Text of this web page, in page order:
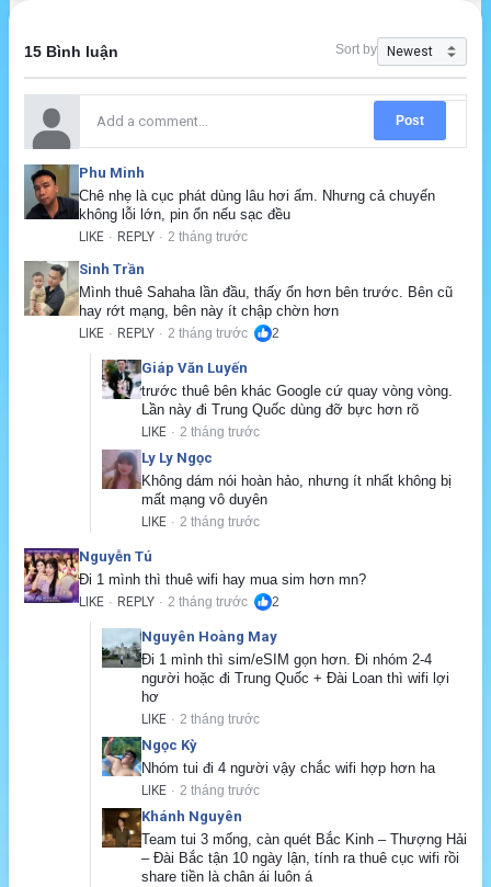
15 Bình luận Sort by
Post
Phu Minh
Chê nhẹ là cục phát dùng lâu hơi ấm. Nhưng cả chuyến
không lỗi lớn, pin ổn nếu sạc đều
LIKE · REPLY · 2 tháng trước
Sinh Trần
Mình thuê Sahaha lần đầu, thấy ổn hơn bên trước. Bên cũ
hay rớt mạng, bên này ít chập chờn hơn
LIKE · REPLY · 2 tháng trước 2
Giáp Văn Luyến
trước thuê bên khác Google cứ quay vòng vòng.
Lần này đi Trung Quốc dùng đỡ bực hơn rõ
LIKE · 2 tháng trước
Ly Ly Ngọc
Không dám nói hoàn hảo, nhưng ít nhất không bị
mất mạng vô duyên
LIKE · 2 tháng trước
Nguyễn Tú
Đi 1 mình thì thuê wifi hay mua sim hơn mn?
LIKE · REPLY · 2 tháng trước 2
Nguyên Hoàng May
Đi 1 mình thì sim/eSIM gọn hơn. Đi nhóm 2-4
người hoặc đi Trung Quốc + Đài Loan thì wifi lợi
hơ
LIKE · 2 tháng trước
Ngọc Kỳ
Nhóm tui đi 4 người vậy chắc wifi hợp hơn ha
LIKE · 2 tháng trước
Khánh Nguyên
Team tui 3 mống, càn quét Bắc Kinh – Thượng Hải
– Đài Bắc tận 10 ngày lận, tính ra thuê cục wifi rồi
share tiền là chân ái luôn á